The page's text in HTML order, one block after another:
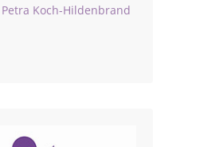
Koch-Hildenbrand